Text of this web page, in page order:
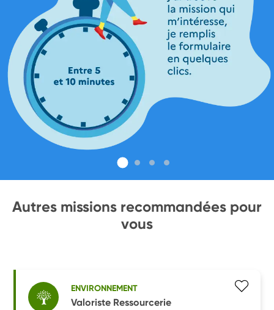
Autres missions recommandées pour
vous
ENVIRONNEMENT
Valoriste Ressourcerie